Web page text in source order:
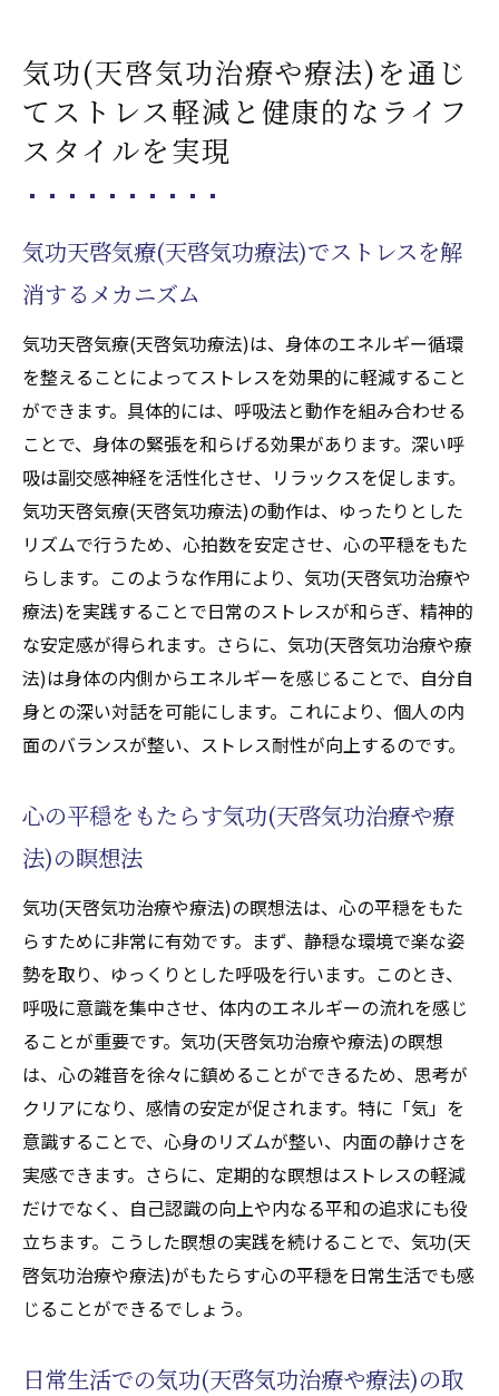
療法)の知恵
気功(天啓気功治療や療法)を通じ
てストレス軽減と健康的なライフ
スタイルを実現
気功天啓気療(天啓気功療法)でストレスを解
消するメカニズム
気功天啓気療(天啓気功療法)は、身体のエネルギー循環
を整えることによってストレスを効果的に軽減すること
ができます。具体的には、呼吸法と動作を組み合わせる
ことで、身体の緊張を和らげる効果があります。深い呼
吸は副交感神経を活性化させ、リラックスを促します。
気功天啓気療(天啓気功療法)の動作は、ゆったりとした
リズムで行うため、心拍数を安定させ、心の平穏をもた
らします。このような作用により、気功(天啓気功治療や
療法)を実践することで日常のストレスが和らぎ、精神的
な安定感が得られます。さらに、気功(天啓気功治療や療
法)は身体の内側からエネルギーを感じることで、自分自
身との深い対話を可能にします。これにより、個人の内
面のバランスが整い、ストレス耐性が向上するのです。
心の平穏をもたらす気功(天啓気功治療や療
法)の瞑想法
気功(天啓気功治療や療法)の瞑想法は、心の平穏をもた
らすために非常に有効です。まず、静穏な環境で楽な姿
勢を取り、ゆっくりとした呼吸を行います。このとき、
呼吸に意識を集中させ、体内のエネルギーの流れを感じ
ることが重要です。気功(天啓気功治療や療法)の瞑想
は、心の雑音を徐々に鎮めることができるため、思考が
クリアになり、感情の安定が促されます。特に「気」を
意識することで、心身のリズムが整い、内面の静けさを
実感できます。さらに、定期的な瞑想はストレスの軽減
だけでなく、自己認識の向上や内なる平和の追求にも役
立ちます。こうした瞑想の実践を続けることで、気功(天
啓気功治療や療法)がもたらす心の平穏を日常生活でも感
じることができるでしょう。
日常生活での気功(天啓気功治療や療法)の取